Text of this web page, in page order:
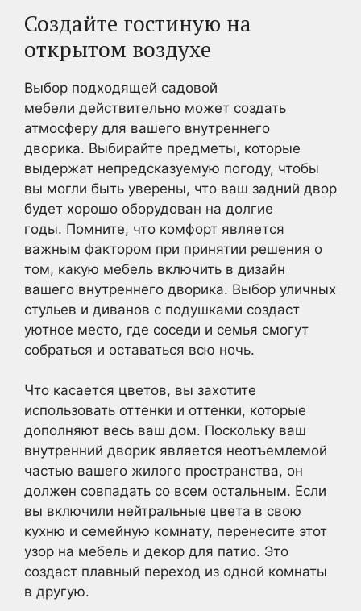
Создайте гостиную на
открытом воздухе
Выбор подходящей садовой
мебели действительно может создать
атмосферу для вашего внутреннего
дворика. Выбирайте предметы, которые
выдержат непредсказуемую погоду, чтобы
вы могли быть уверены, что ваш задний двор
будет хорошо оборудован на долгие
годы. Помните, что комфорт является
важным фактором при принятии решения о
том, какую мебель включить в дизайн
вашего внутреннего дворика. Выбор уличных
стульев и диванов с подушками создаст
уютное место, где соседи и семья смогут
собраться и оставаться всю ночь.
Что касается цветов, вы захотите
использовать оттенки и оттенки, которые
дополняют весь ваш дом. Поскольку ваш
внутренний дворик является неотъемлемой
частью вашего жилого пространства, он
должен совпадать со всем остальным. Если
вы включили нейтральные цвета в свою
кухню и семейную комнату, перенесите этот
узор на мебель и декор для патио. Это
создаст плавный переход из одной комнаты
в другую.